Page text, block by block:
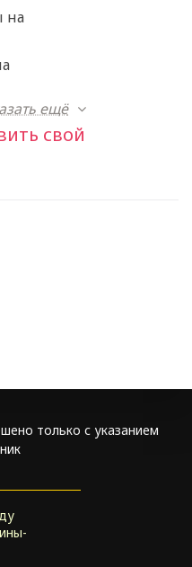
ещё
свой
только с указанием